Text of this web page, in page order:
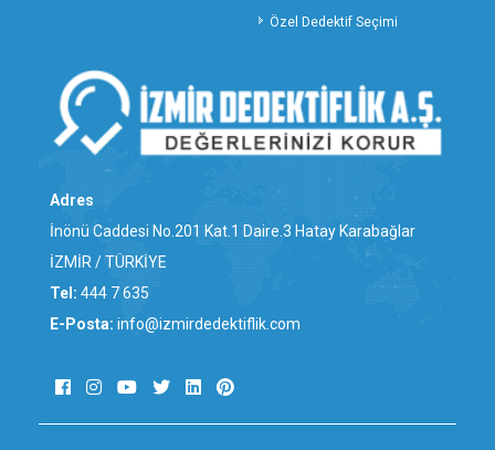
YOZGAT ÖZEL DEDEKTİFLİK
ZONGULDAK ÖZEL DEDEKTİFLİK
ALİAĞA ÖZEL DEDEKTİFLİK
BALÇOVA ÖZEL DEDEKTİFLİK
BAYINDIR ÖZEL DEDEKTİFLİK
BAYRAKLI ÖZEL DEDEKTİFLİK
BERGAMA ÖZEL DEDEKTİFLİK
BEYDAĞ ÖZEL DEDEKTİFLİK
BORNOVA ÖZEL DEDEKTİFLİK
ÇEŞME ÖZEL DEDEKTİFLİK
Özel Dedektif Seçimi
Adres
İnönü Caddesi No.201 Kat.1 Daire.3 Hatay Karabağlar
İZMİR / TÜRKİYE
Tel: 444 7 635
E-Posta: info@izmirdedektiflik.com